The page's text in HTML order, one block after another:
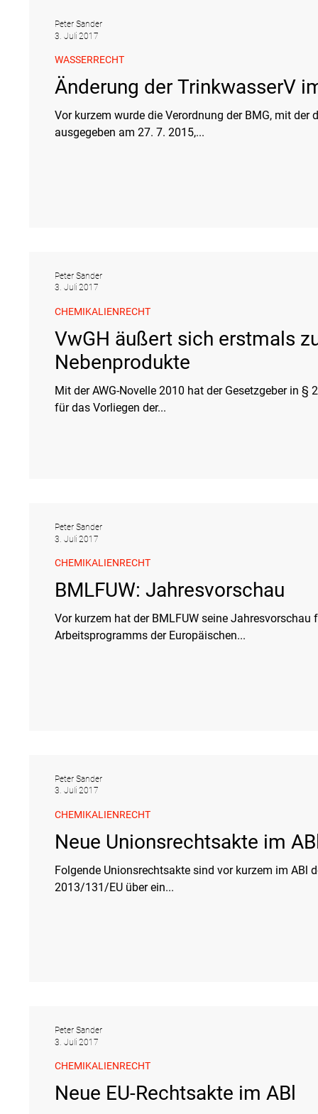
Änderung der TrinkwasserV
Vor kurzem wurde die Verordnung der BMG, mit
ausgegeben am 27. 7. 2015,...
WASSERRECHT
Peter Sander
3. Juli 2017
VwGH äußert sich erstmals
Nebenprodukte
Mit der AWG-Novelle 2010 hat der Gesetzgeber in
für das Vorliegen der...
CHEMIKALIENRECHT
Peter Sander
3. Juli 2017
BMLFUW: Jahresvorschau
Vor kurzem hat der BMLFUW seine
Arbeitsprogramms der Europäischen...
CHEMIKALIENRECHT
Peter Sander
3. Juli 2017
Neue Unionsrechtsakte im
Folgende Unionsrechtsakte sind vor kurzem im
2013/131/EU über ein...
CHEMIKALIENRECHT
Peter Sander
3. Juli 2017
Neue EU-Rechtsakte im ABl
CHEMIKALIENRECHT
Peter Sander
3. Juli 2017